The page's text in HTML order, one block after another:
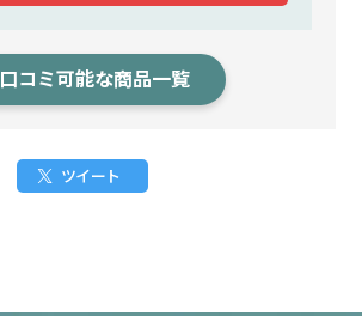
口コミ可能な商品一覧
ツイート